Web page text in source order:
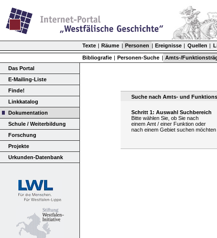
Texte | Räume | Personen | Ereignisse | Quellen |
Bibliografie | Personen-Suche | Amts-/
Das Portal
E-Mailing-Liste
Finde!
Linkkatalog
Dokumentation
Schule / Weiterbildung
Forschung
Projekte
Urkunden-Datenbank
Suche nach Amts- und
Schritt 1: Auswahl Suchbereich
Bitte wählen Sie, ob Sie nach
einem Amt / einer Funktion oder
nach einem Gebiet suchen möchten